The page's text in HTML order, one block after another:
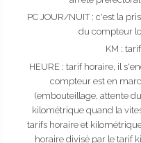
PC JOUR/NUIT : c'est la
du compteur
KM :
HEURE : tarif horaire, il
compteur est en
(embouteillage, attente
kilométrique quand la
tarifs horaire et
horaire divisé par le tarif